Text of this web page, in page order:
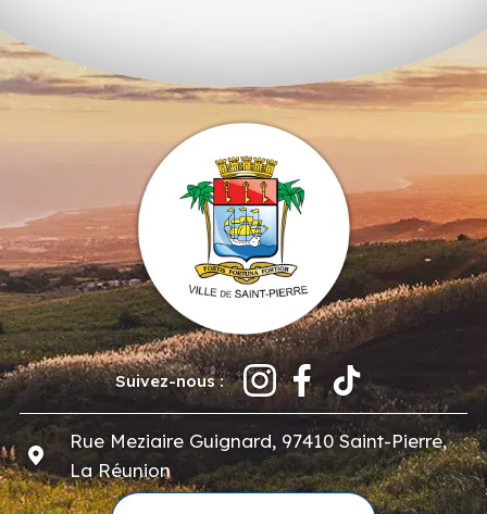
Suivez-nous :
Rue Meziaire Guignard, 97410 Saint-Pierre,
La Réunion